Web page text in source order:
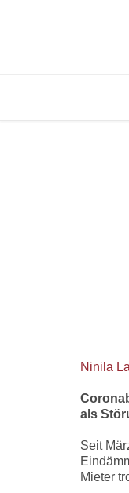
Ninila
als
Seit
Mieter